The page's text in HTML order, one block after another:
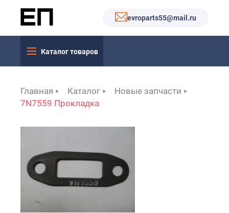
evroparts55@mail.ru
Каталог товаров
Главная Каталог
Новые запчасти
7N7559 Прокладка